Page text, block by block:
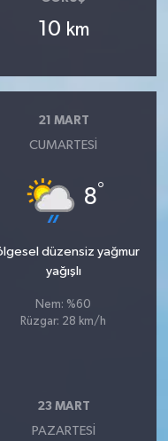
10 km
21 MART
CUMARTESI
8°
düzensiz yağmur
yağışlı
Nem: %60
Rüzgar: 28 km/h
23 MART
PAZARTESI